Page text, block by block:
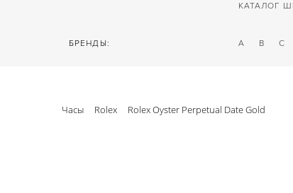
КАТАЛОГ
БРЕНДЫ: A B C
Часы Rolex Rolex Oyster Perpetual Date Gold